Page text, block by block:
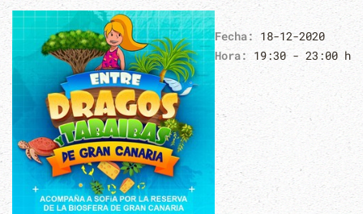
Fecha: 18-12-2020
Hora: 19:30 - 23:00 h